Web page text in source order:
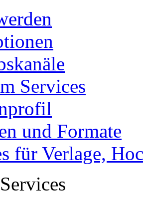
Services
und Formate
für Verlage,